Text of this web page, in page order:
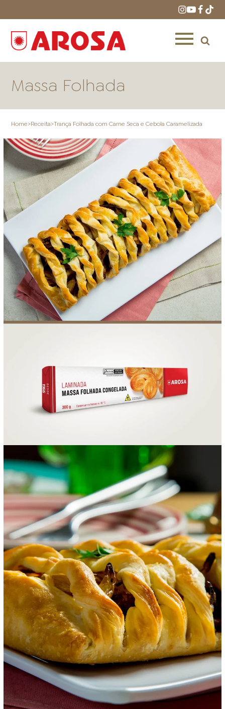
ONDE COMPRAR LOJAS AROSA
DISTRIBUIDORES E
REPRESENTANTES
FOOD SERVICE AGENDA DE CURSOS
INVERNO
Massa Folhada
Home>Receita>Trança Folhada com Carne Seca e Cebola Caramelizada